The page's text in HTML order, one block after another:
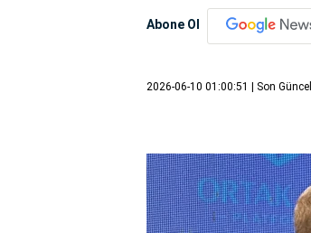
Abone Ol
2026-06-10 01:00:51 | Son